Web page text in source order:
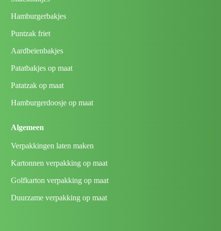
Hamburgerbakjes
Puntzak friet
Aardbeienbakjes
Patatbakjes op maat
Patatzak op maat
Hamburgerdoosje op maat
Algemeen
Verpakkingen laten maken
Kartonnen verpakking op maat
Golfkarton verpakking op maat
Duurzame verpakking op maat